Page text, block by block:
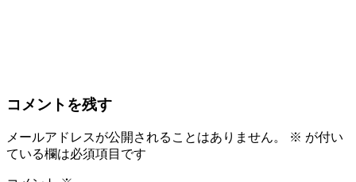
コメントを残す
メールアドレスが公開されることはありません。 ※ が付い
ている欄は必須項目です